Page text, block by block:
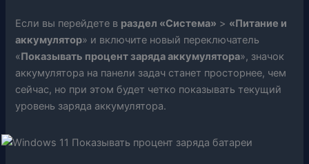
Если вы перейдете в раздел «Система» > «Питание и
аккумулятор» и включите новый переключатель
«Показывать процент заряда аккумулятора», значок
аккумулятора на панели задач станет просторнее, чем
сейчас, но при этом будет четко показывать текущий
уровень заряда аккумулятора.